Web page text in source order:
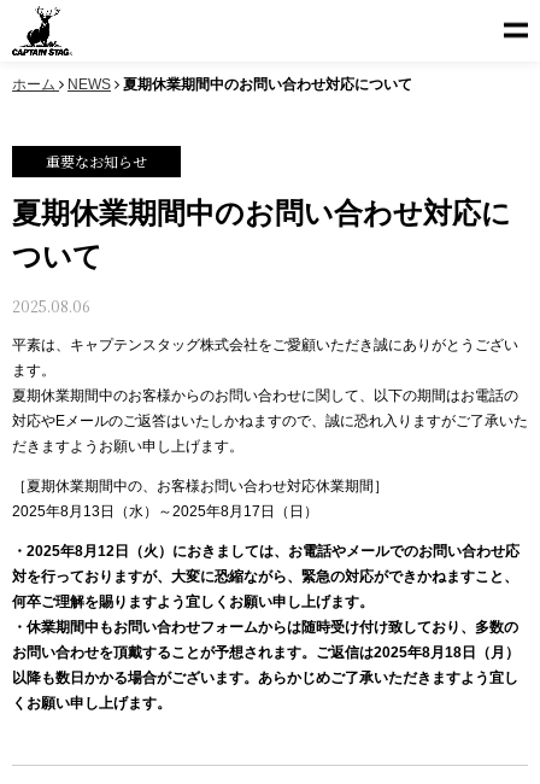
ホーム NEWS 夏期休業期間中のお問い合わせ対応について
重要なお知らせ
夏期休業期間中のお問い合わせ対応に
ついて
2025.08.06
平素は、キャプテンスタッグ株式会社をご愛顧いただき誠にありがとうござい
ます。
夏期休業期間中のお客様からのお問い合わせに関して、以下の期間はお電話の
対応やEメールのご返答はいたしかねますので、誠に恐れ入りますがご了承いた
だきますようお願い申し上げます。
［夏期休業期間中の、お客様お問い合わせ対応休業期間］
2025年8月13日（水）～2025年8月17日（日）
・2025年8月12日（火）におきましては、お電話やメールでのお問い合わせ応
対を行っておりますが、大変に恐縮ながら、緊急の対応ができかねますこと、
何卒ご理解を賜りますよう宜しくお願い申し上げます。
・休業期間中もお問い合わせフォームからは随時受け付け致しており、多数の
お問い合わせを頂戴することが予想されます。ご返信は2025年8月18日（月）
以降も数日かかる場合がございます。あらかじめご了承いただきますよう宜し
くお願い申し上げます。